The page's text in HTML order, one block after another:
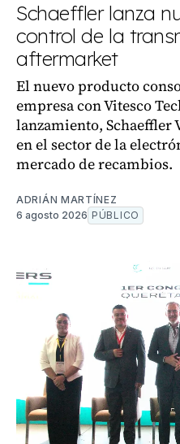
Schaeffler lanza
control de la
aftermarket
El nuevo producto
empresa con Vitesco
lanzamiento, Schaeffler
en el sector de la
mercado de recambios.
ADRIÁN MARTÍNEZ
6 agosto 2026 PÚBLICO